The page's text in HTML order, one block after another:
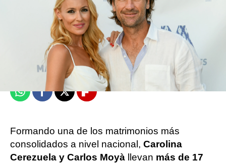
Europa Press
Publicado: 29 de septiembre de 2024, 19:42
WhatsappFacebook
X Flipboard
Formando una de los matrimonios más
consolidados a nivel nacional, Carolina
Cerezuela y Carlos Moyà llevan más de 17